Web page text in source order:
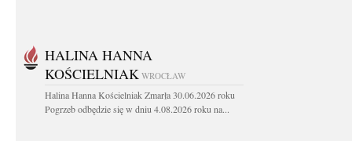
HALINA HANNA
KOŚCIELNIAK WROCŁAW
Halina Hanna Kościelniak Zmarła 30.06.2026 roku
Pogrzeb odbędzie się w dniu 4.08.2026 roku na...